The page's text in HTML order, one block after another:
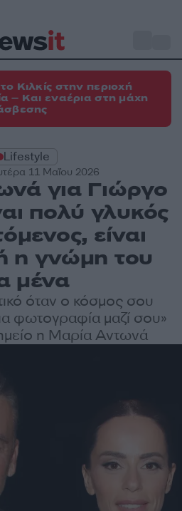
Κιλκίς στην περιοχή
– Και εναέρια στη μάχη
Lifestyle
11 Μαΐου 2026
για Γιώργο
πολύ γλυκός
είναι
η γνώμη του
μένα
όταν ο κόσμος σου
φωτογραφία μαζί σου»
η Μαρία Αντωνά